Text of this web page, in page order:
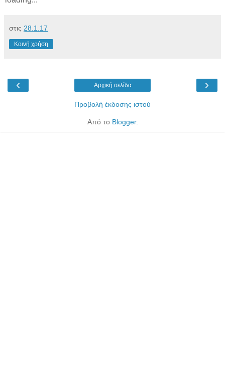
στις 28.1.17
Κοινή χρήση
‹ ›
Αρχική σελίδα
Προβολή έκδοσης ιστού
Από το Blogger.